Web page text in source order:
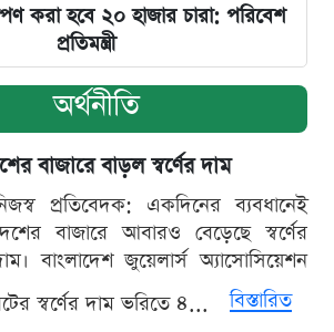
করা হবে ২০ হাজার চারা: পরিবেশ
প্রতিমন্ত্রী
অর্থনীতি
বাজারে বাড়ল স্বর্ণের দাম
প্রতিবেদক: একদিনের ব্যবধানেই
বাজারে আবারও বেড়েছে স্বর্ণের
বাংলাদেশ জুয়েলার্স অ্যাসোসিয়েশন
স্বর্ণের দাম ভরিতে ৪...
বিস্তারিত